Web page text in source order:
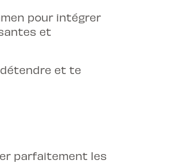
pour intégrer
et
et te
parfaitement les